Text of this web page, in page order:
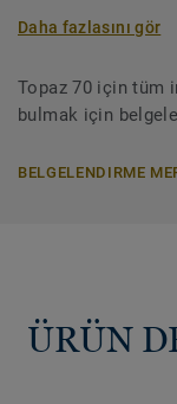
Daha fazlasını gör
Topaz 70 için tüm
bulmak için
BELGELENDIRME
ÜRÜN